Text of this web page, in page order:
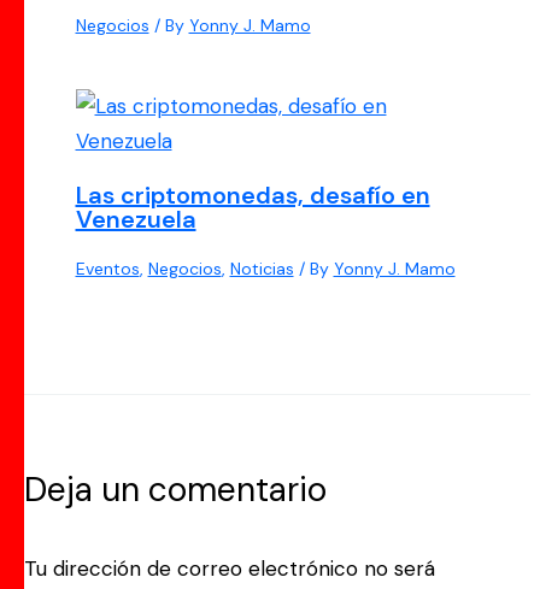
Negocios / By Yonny J. Mamo
Las criptomonedas, desafío en
Venezuela
Eventos Negocios Noticias / By Yonny J. Mamo
Deja un comentario
Tu dirección de correo electrónico no será